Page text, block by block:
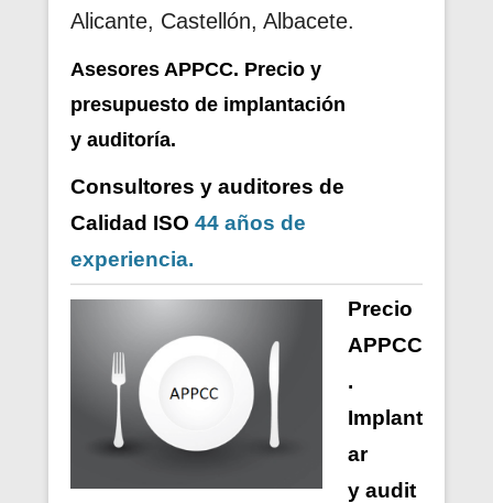
Alicante, Castellón, Albacete.
Asesores APPCC. Precio y
presupuesto de implantación
y auditoría.
Consultores y auditores de
Calidad ISO 44 años de
experiencia.
Precio
APPCC
.
Implant
ar
y audit